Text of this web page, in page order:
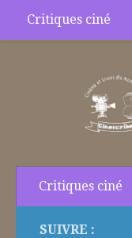
Skip to content
Critiques ciné
Critiques ciné
SUIVRE :